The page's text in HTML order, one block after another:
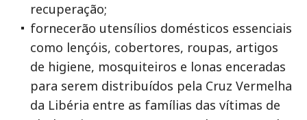
recuperação;
fornecerão utensílios domésticos essenciais
como lençóis, cobertores, roupas, artigos
de higiene, mosquiteiros e lonas enceradas
para serem distribuídos pela Cruz Vermelha
da Libéria entre as famílias das vítimas de